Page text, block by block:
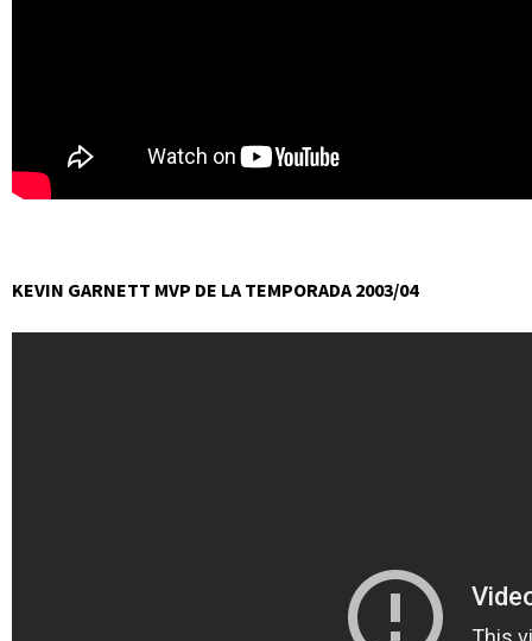
KEVIN GARNETT MVP DE LA TEMPORADA 2003/04